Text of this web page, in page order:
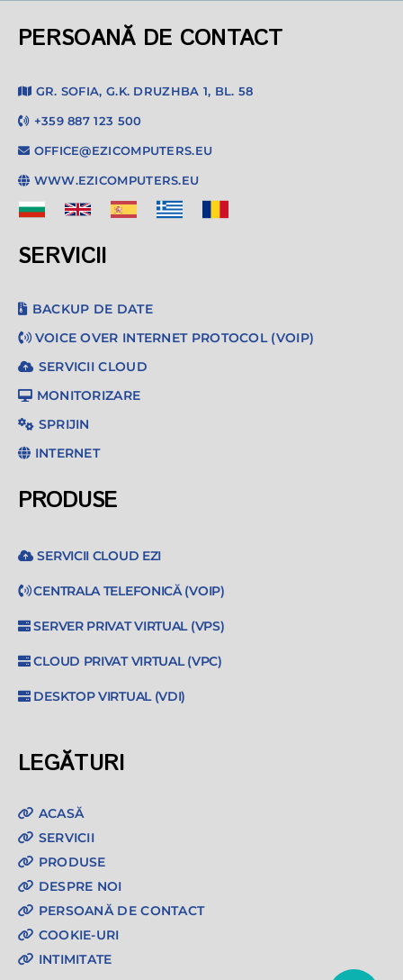
PERSOANĂ DE CONTACT
GR. SOFIA, G.K. DRUZHBA 1, BL. 58
+359 887 123 500
OFFICE@EZICOMPUTERS.EU
WWW.EZICOMPUTERS.EU
SERVICII
BACKUP DE DATE
VOICE OVER INTERNET PROTOCOL (VOIP)
SERVICII CLOUD
MONITORIZARE
SPRIJIN
INTERNET
PRODUSE
SERVICII CLOUD EZI
CENTRALA TELEFONICĂ (VOIP)
SERVER PRIVAT VIRTUAL (VPS)
CLOUD PRIVAT VIRTUAL (VPC)
DESKTOP VIRTUAL (VDI)
LEGĂTURI
ACASĂ
SERVICII
PRODUSE
DESPRE NOI
PERSOANĂ DE CONTACT
COOKIE-URI
INTIMITATE